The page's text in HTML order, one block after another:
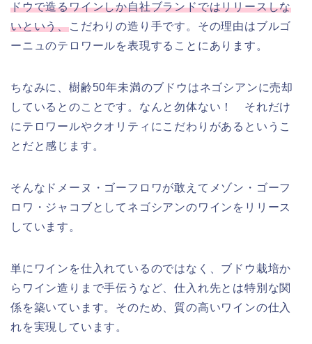
ドウで造るワインしか自社ブランドではリリースしな
いという、こだわりの造り手です。その理由はブルゴ
ーニュのテロワールを表現することにあります。
ちなみに、樹齢50年未満のブドウはネゴシアンに売却
しているとのことです。なんと勿体ない！ それだけ
にテロワールやクオリティにこだわりがあるというこ
とだと感じます。
そんなドメーヌ・ゴーフロワが敢えてメゾン・ゴーフ
ロワ・ジャコブとしてネゴシアンのワインをリリース
しています。
単にワインを仕入れているのではなく、ブドウ栽培か
らワイン造りまで手伝うなど、仕入れ先とは特別な関
係を築いています。そのため、質の高いワインの仕入
れを実現しています。